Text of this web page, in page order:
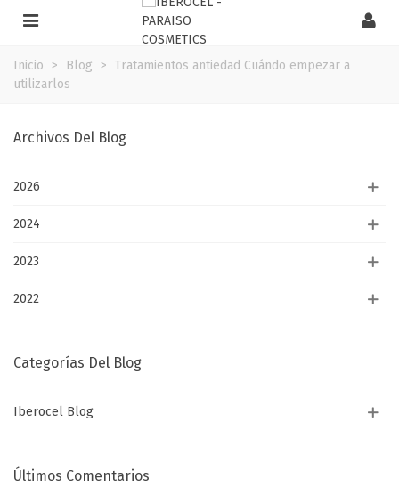
Inicio > Blog > Tratamientos antiedad Cuándo empezar a
utilizarlos
Archivos Del Blog
2026
2024
2023
2022
Categorías Del Blog
Iberocel Blog
Últimos Comentarios